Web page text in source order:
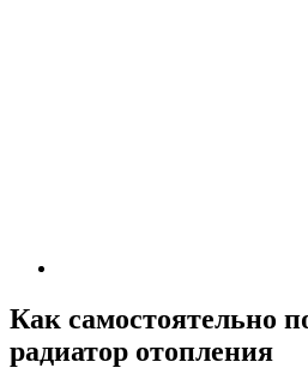
Как самостоятельно
радиатор отопления